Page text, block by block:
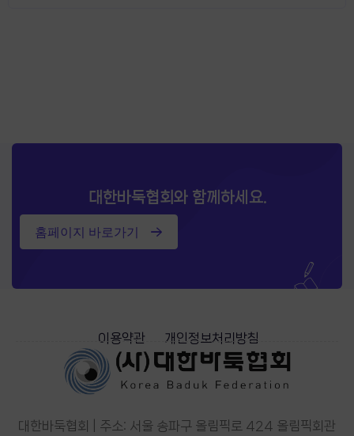
대한바둑협회와 함께하세요.
홈페이지 바로가기
이용약관 개인정보처리방침
대한바둑협회 | 주소: 서울 송파구 올림픽로 424 올림픽회관